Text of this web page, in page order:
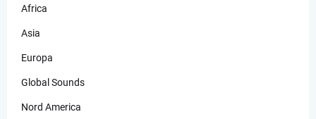
Africa
Asia
Europa
Global Sounds
Nord America